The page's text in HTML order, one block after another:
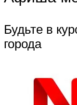
Будьте в
города